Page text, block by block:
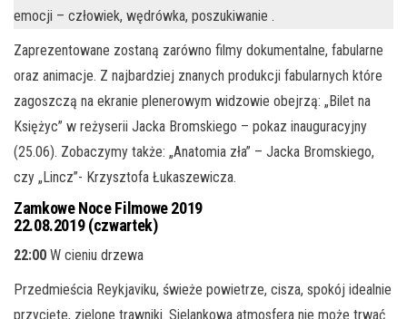
emocji – człowiek, wędrówka, poszukiwanie .
Zaprezentowane zostaną zarówno filmy dokumentalne, fabularne
oraz animacje. Z najbardziej znanych produkcji fabularnych które
zagoszczą na ekranie plenerowym widzowie obejrzą: „Bilet na
Księżyc” w reżyserii Jacka Bromskiego – pokaz inauguracyjny
(25.06). Zobaczymy także: „Anatomia zła” – Jacka Bromskiego,
czy „Lincz”- Krzysztofa Łukaszewicza.
Zamkowe Noce Filmowe 2019
22.08.2019 (czwartek)
22:00 W cieniu drzewa
Przedmieścia Reykjaviku, świeże powietrze, cisza, spokój idealnie
przycięte, zielone trawniki. Sielankowa atmosfera nie może trwać